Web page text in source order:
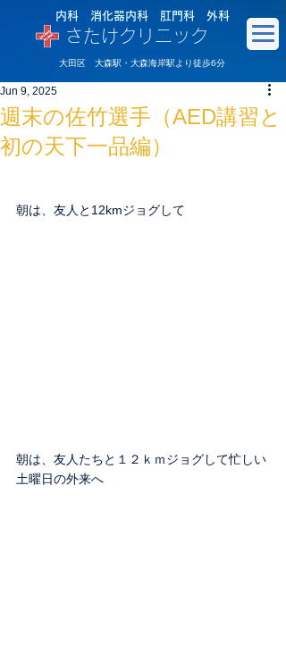
内科 消化器内科 肛門科 外科
さたけクリニック
大田区 大森駅・大森海岸駅より徒歩6分
週末の佐竹選手（AED講習と
初の天下一品編）
Jun 9, 2025
朝は、友人と12kmジョグして
朝は、友人たちと１２ｋｍジョグして忙しい
土曜日の外来へ